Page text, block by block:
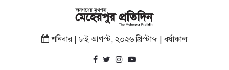
শনিবার | ৮ই আগস্ট, ২০২৬ খ্রিস্টাব্দ | বর্ষাকাল